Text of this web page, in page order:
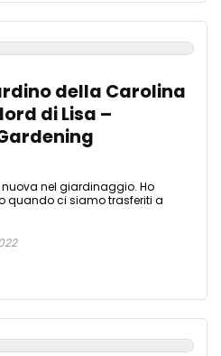
della Carolina
di Lisa –
nel giardinaggio. Ho
quando ci siamo trasferiti a